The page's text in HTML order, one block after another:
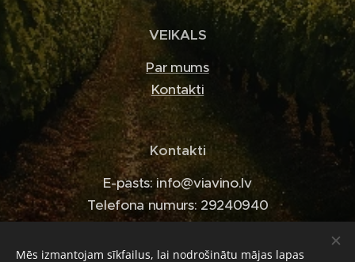
VEIKALS
Par mums
Kontakti
Kontakti
E-pasts: info@viavino.lv
Telefona numurs: 29240940
Mēs izmantojam sīkfailus, lai nodrošinātu mājas lapas